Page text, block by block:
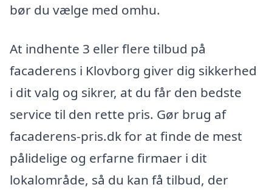
bør du vælge med omhu.
At indhente 3 eller flere tilbud på
facaderens i Klovborg giver dig sikkerhed
i dit valg og sikrer, at du får den bedste
service til den rette pris. Gør brug af
facaderens-pris.dk for at finde de mest
pålidelige og erfarne firmaer i dit
lokalområde, så du kan få tilbud, der